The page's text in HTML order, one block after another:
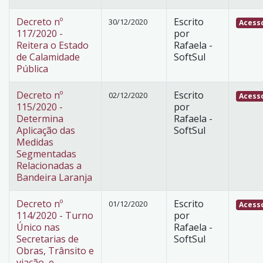
Decreto nº
117/2020 -
Reitera o Estado
de Calamidade
Pública
30/12/2020
Escrito
por
Rafaela -
SoftSul
Decreto nº
115/2020 -
Determina
Aplicação das
Medidas
Segmentadas
Relacionadas a
Bandeira Laranja
02/12/2020
Escrito
por
Rafaela -
SoftSul
Decreto nº
114/2020 - Turno
Único nas
Secretarias de
Obras, Trânsito e
01/12/2020
Escrito
por
Rafaela -
SoftSul